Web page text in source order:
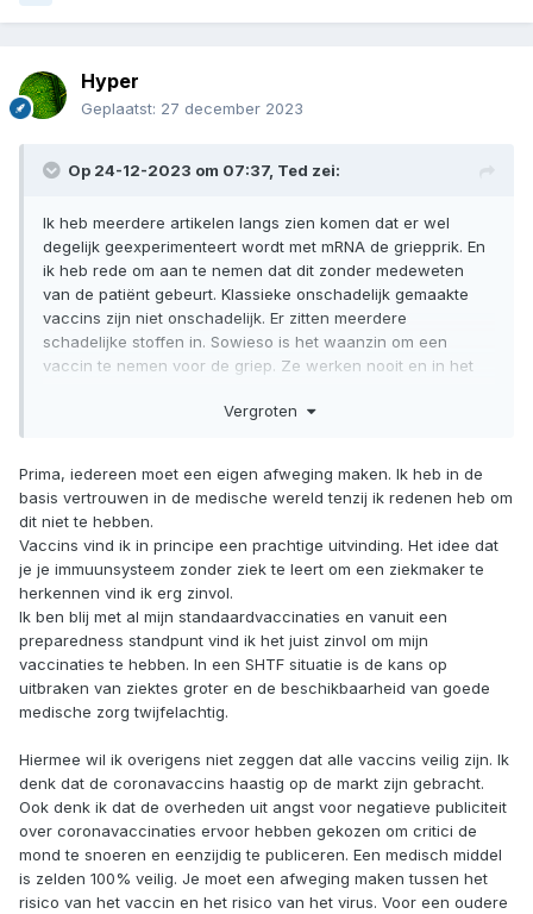
Hyper
Geplaatst: 27 december 2023
Op 24-12-2023 om 07:37, Ted zei:
Ik heb meerdere artikelen langs zien komen dat er wel
degelijk geexperimenteert wordt met mRNA de griepprik. En
ik heb rede om aan te nemen dat dit zonder medeweten
van de patiënt gebeurt. Klassieke onschadelijk gemaakte
vaccins zijn niet onschadelijk. Er zitten meerdere
schadelijke stoffen in. Sowieso is het waanzin om een
vaccin te nemen voor de griep. Ze werken nooit en in het
juist nodig om je immuunsysteem te versterken.
Vergroten
Prima, iedereen moet een eigen afweging maken. Ik heb in de
basis vertrouwen in de medische wereld tenzij ik redenen heb om
dit niet te hebben.
Vaccins vind ik in principe een prachtige uitvinding. Het idee dat
je je immuunsysteem zonder ziek te leert om een ziekmaker te
herkennen vind ik erg zinvol.
Ik ben blij met al mijn standaardvaccinaties en vanuit een
preparedness standpunt vind ik het juist zinvol om mijn
vaccinaties te hebben. In een SHTF situatie is de kans op
uitbraken van ziektes groter en de beschikbaarheid van goede
medische zorg twijfelachtig.
Hiermee wil ik overigens niet zeggen dat alle vaccins veilig zijn. Ik
denk dat de coronavaccins haastig op de markt zijn gebracht.
Ook denk ik dat de overheden uit angst voor negatieve publiciteit
over coronavaccinaties ervoor hebben gekozen om critici de
mond te snoeren en eenzijdig te publiceren. Een medisch middel
is zelden 100% veilig. Je moet een afweging maken tussen het
risico van het vaccin en het risico van het virus. Voor een oudere